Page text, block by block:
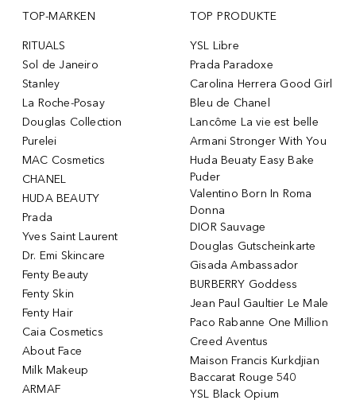
TOP-MARKEN
RITUALS
Sol de Janeiro
Stanley
La Roche-Posay
Douglas Collection
Purelei
MAC Cosmetics
CHANEL
HUDA BEAUTY
Prada
Yves Saint Laurent
Dr. Emi Skincare
Fenty Beauty
Fenty Skin
Fenty Hair
Caia Cosmetics
About Face
Milk Makeup
ARMAF
TOP PRODUKTE
YSL Libre
Prada Paradoxe
Carolina Herrera Good Girl
Bleu de Chanel
Lancôme La vie est belle
Armani Stronger With You
Huda Beuaty Easy Bake
Puder
Valentino Born In Roma
Donna
DIOR Sauvage
Douglas Gutscheinkarte
Gisada Ambassador
BURBERRY Goddess
Jean Paul Gaultier Le Male
Paco Rabanne One Million
Creed Aventus
Maison Francis Kurkdjian
Baccarat Rouge 540
YSL Black Opium